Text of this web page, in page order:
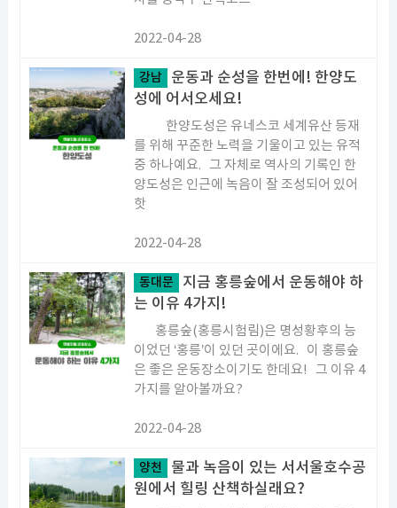
2022-04-28
강남
운동과 순성을 한번에! 한양도
성에 어서오세요!
한양도성은 유네스코 세계유산 등재
를 위해 꾸준한 노력을 기울이고 있는 유적
중 하나예요. 그 자체로 역사의 기록인 한
양도성은 인근에 녹음이 잘 조성되어 있어
핫
2022-04-28
동대문
지금 홍릉숲에서 운동해야 하
는 이유 4가지!
홍릉숲(홍릉시험림)은 명성황후의 능
이었던 ‘홍릉’이 있던 곳이에요. 이 홍릉숲
은 좋은 운동장소이기도 한데요! 그 이유 4
가지를 알아볼까요?
2022-04-28
양천
물과 녹음이 있는 서서울호수공
원에서 힐링 산책하실래요?